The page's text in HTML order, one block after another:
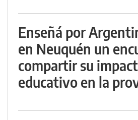
Enseñá por
en Neuquén un
compartir su
educativo en la